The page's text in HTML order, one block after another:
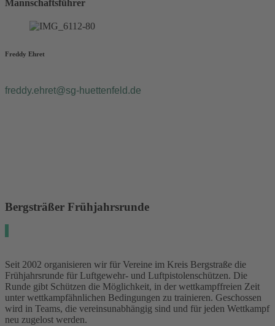
Mannschaftsführer
Freddy Ehret
freddy.ehret@sg-huettenfeld.de
Bergsträßer Frühjahrsrunde
Seit 2002 organisieren wir für Vereine im Kreis Bergstraße die
Frühjahrsrunde für Luftgewehr- und Luftpistolenschützen. Die
Runde gibt Schützen die Möglichkeit, in der wettkampffreien Zeit
unter wettkampfähnlichen Bedingungen zu trainieren. Geschossen
wird in Teams, die vereinsunabhängig sind und für jeden Wettkampf
neu zugelost werden.